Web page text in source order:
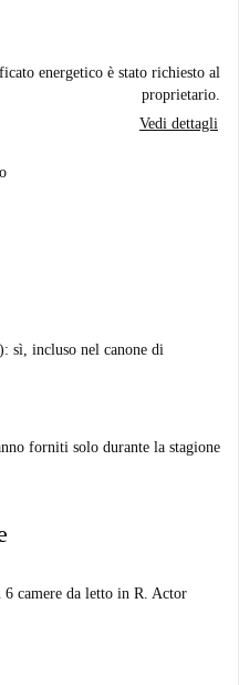
energetico è stato richiesto al
proprietario.
Vedi dettagli
sì, incluso nel canone di
forniti solo durante la stagione
camere da letto in R. Actor